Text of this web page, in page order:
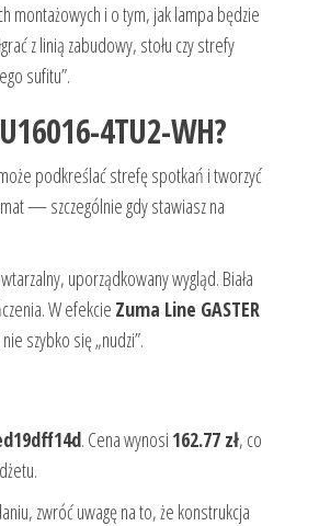
montażowych i o tym, jak lampa będzie
z linią zabudowy, stołu czy strefy
sufitu”.
4TU2-WH?
podkreślać strefę spotkań i tworzyć
— szczególnie gdy stawiasz na
uporządkowany wygląd. Biała
W efekcie Zuma Line GASTER
szybko się „nudzi”.
. Cena wynosi 162.77 zł, co
zwróć uwagę na to, że konstrukcja